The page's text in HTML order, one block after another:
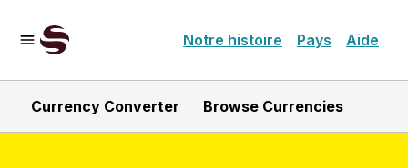
Notre histoire Pays Aide
Currency Converter Browse Currencies